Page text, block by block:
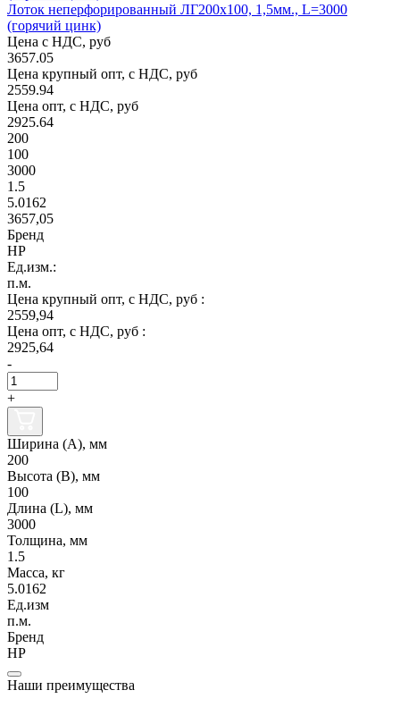
Лоток неперфорированный ЛГ200х100, 1,5мм., L=3000
(горячий цинк)
Цена с НДС, руб
3657.05
Цена крупный опт, с НДС, руб
2559.94
Цена опт, с НДС, руб
2925.64
200
100
3000
1.5
5.0162
3657,05
Бренд
НР
Ед.изм.:
п.м.
Цена крупный опт, с НДС, руб :
2559,94
Цена опт, с НДС, руб :
2925,64
-
+
Ширина (А), мм
200
Высота (В), мм
100
Длина (L), мм
3000
Толщина, мм
1.5
Масса, кг
5.0162
Ед.изм
п.м.
Бренд
НР
Наши преимущества